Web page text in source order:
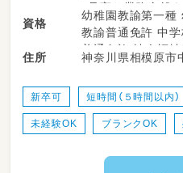
・見守り業務全般
【午前（フリースク
（子どもたちがの
る空間を整えます）
（個別の宿題や、
資格
幼稚園教諭第一種 幼稚園教諭第二種 高等学校
教諭普通免許 中学校教諭普通免許 小学校教諭
普通免許 社会福
住所 神奈川県相模原市
新卒可 短時間（５時間以内）
未経験OK ブランクOK